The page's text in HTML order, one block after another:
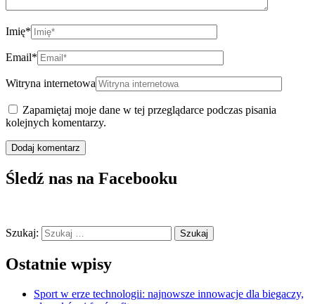
Imię*
Email*
Witryna internetowa
Zapamiętaj moje dane w tej przeglądarce podczas pisania
kolejnych komentarzy.
Śledź nas na Facebooku
Szukaj:
Ostatnie wpisy
Sport w erze technologii: najnowsze innowacje dla biegaczy,